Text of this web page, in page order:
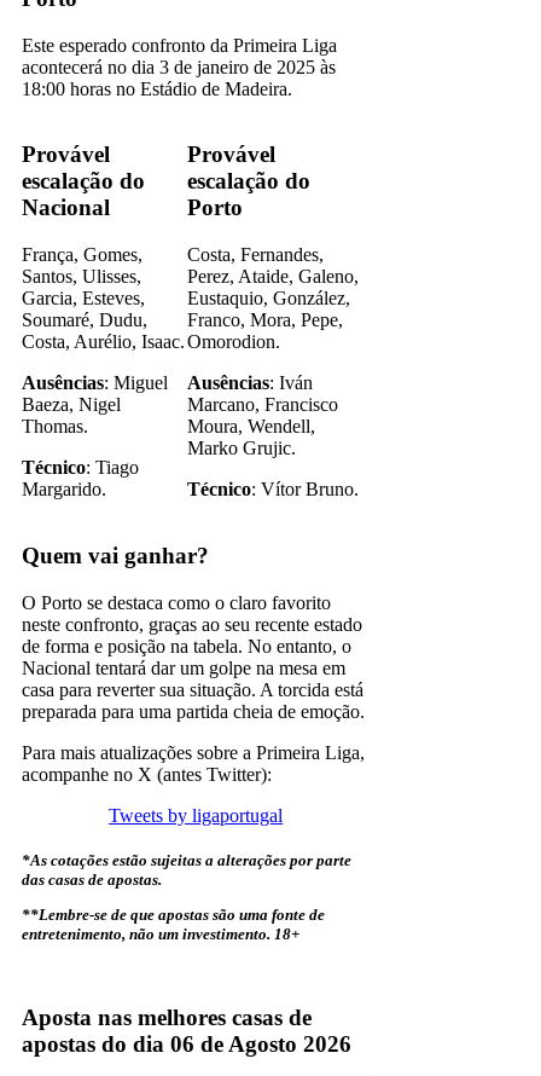
Este esperado confronto da Primeira Liga
acontecerá no dia 3 de janeiro de 2025 às
18:00 horas no Estádio de Madeira.
Provável
escalação do
Nacional
França, Gomes,
Santos, Ulisses,
Garcia, Esteves,
Soumaré, Dudu,
Costa, Aurélio, Isaac.
Ausências: Miguel
Baeza, Nigel
Thomas.
Técnico: Tiago
Margarido.
Provável
escalação do
Porto
Costa, Fernandes,
Perez, Ataide, Galeno,
Eustaquio, González,
Franco, Mora, Pepe,
Omorodion.
Ausências: Iván
Marcano, Francisco
Moura, Wendell,
Marko Grujic.
Técnico: Vítor Bruno.
Quem vai ganhar?
O Porto se destaca como o claro favorito
neste confronto, graças ao seu recente estado
de forma e posição na tabela. No entanto, o
Nacional tentará dar um golpe na mesa em
casa para reverter sua situação. A torcida está
preparada para uma partida cheia de emoção.
Para mais atualizações sobre a Primeira Liga,
acompanhe no X (antes Twitter):
Tweets by ligaportugal
*As cotações estão sujeitas a alterações por parte
das casas de apostas.
**Lembre-se de que apostas são uma fonte de
entretenimento, não um investimento. 18+
Aposta nas melhores casas de
apostas do dia 06 de Agosto 2026